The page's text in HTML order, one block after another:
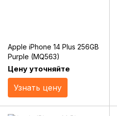
Apple iPhone 14 Plus 256GB
Purple (MQ563)
Цену уточняйте
Узнать цену